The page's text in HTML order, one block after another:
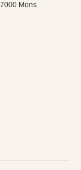
Mons